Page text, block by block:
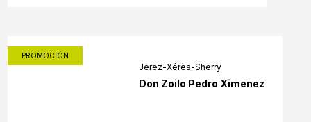
PROMOCIÓN
Jerez-Xérès-Sherry
Don Zoilo Pedro Ximenez